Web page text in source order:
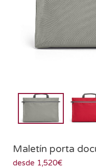
Maletín porta
desde 1,520€